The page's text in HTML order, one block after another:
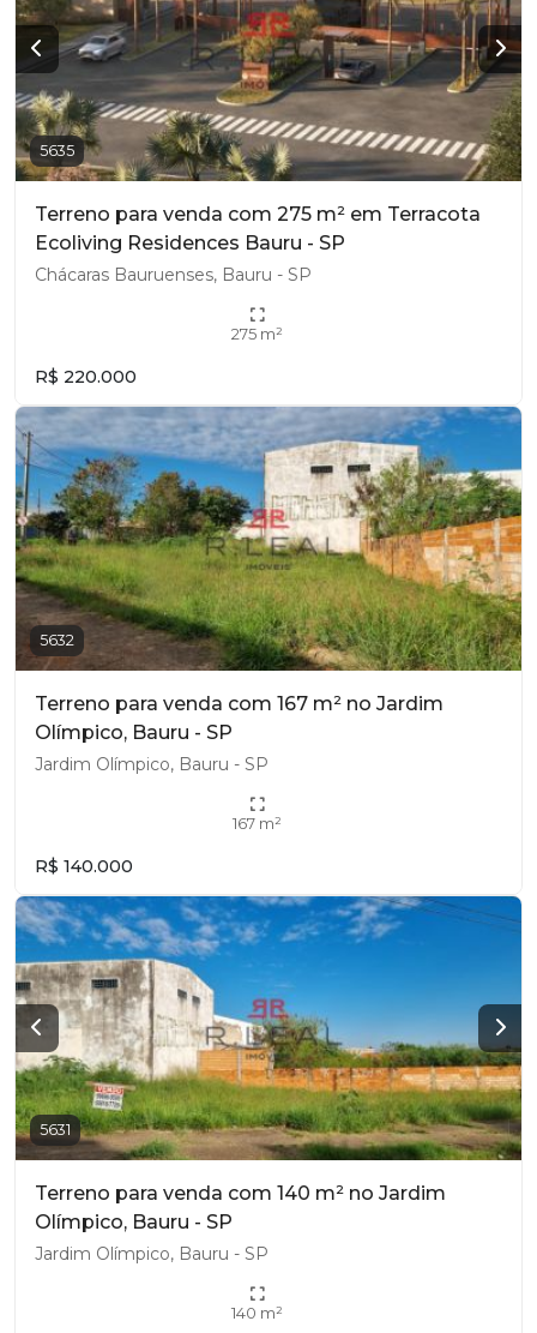
5635
Terreno para venda com 275 m² em Terracota
Ecoliving Residences Bauru - SP
Chácaras Bauruenses, Bauru - SP
275 m²
R$ 220.000
5632
Terreno para venda com 167 m² no Jardim
Olímpico, Bauru - SP
Jardim Olímpico, Bauru - SP
167 m²
R$ 140.000
5631
Terreno para venda com 140 m² no Jardim
Olímpico, Bauru - SP
Jardim Olímpico, Bauru - SP
140 m²